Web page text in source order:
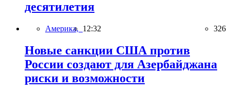
десятилетия
Америка, 12:32 326
Новые санкции США против
России создают для Азербайджана
риски и возможности